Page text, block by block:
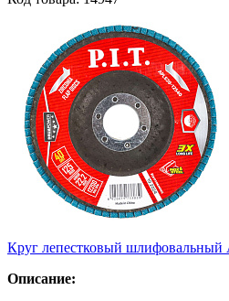
Круг лепестковый
Описание: